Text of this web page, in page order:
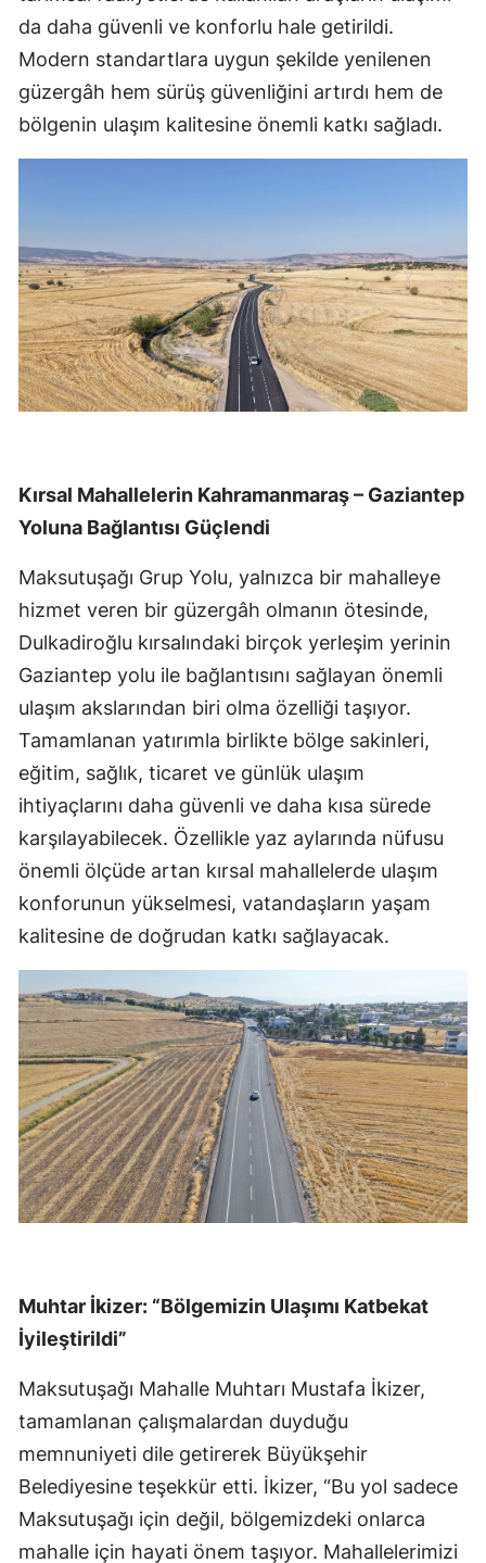
da daha güvenli ve konforlu hale getirildi.
Modern standartlara uygun şekilde yenilenen
güzergâh hem sürüş güvenliğini artırdı hem de
bölgenin ulaşım kalitesine önemli katkı sağladı.
Kırsal Mahallelerin Kahramanmaraş – Gaziantep
Yoluna Bağlantısı Güçlendi
Maksutuşağı Grup Yolu, yalnızca bir mahalleye
hizmet veren bir güzergâh olmanın ötesinde,
Dulkadiroğlu kırsalındaki birçok yerleşim yerinin
Gaziantep yolu ile bağlantısını sağlayan önemli
ulaşım akslarından biri olma özelliği taşıyor.
Tamamlanan yatırımla birlikte bölge sakinleri,
eğitim, sağlık, ticaret ve günlük ulaşım
ihtiyaçlarını daha güvenli ve daha kısa sürede
karşılayabilecek. Özellikle yaz aylarında nüfusu
önemli ölçüde artan kırsal mahallelerde ulaşım
konforunun yükselmesi, vatandaşların yaşam
kalitesine de doğrudan katkı sağlayacak.
Muhtar İkizer: “Bölgemizin Ulaşımı Katbekat
İyileştirildi”
Maksutuşağı Mahalle Muhtarı Mustafa İkizer,
tamamlanan çalışmalardan duyduğu
memnuniyeti dile getirerek Büyükşehir
Belediyesine teşekkür etti. İkizer, “Bu yol sadece
Maksutuşağı için değil, bölgemizdeki onlarca
mahalle için hayati önem taşıyor. Mahallelerimizi